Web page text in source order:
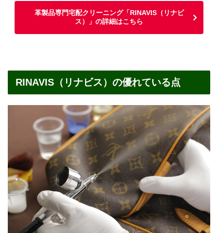
革製品専門宅配クリーニング「RINAVIS（リナビ
ス）」の詳細はこちら
RINAVIS（リナビス）の優れている点